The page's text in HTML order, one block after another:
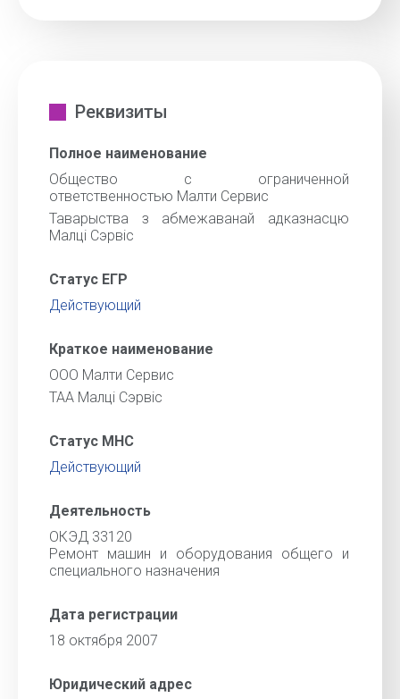
Реквизиты
Полное наименование
Общество с ограниченной
ответственностью Малти Сервис
Таварыства з абмежаванай адказнасцю
Малцi Сэрвіс
Статус ЕГР
Действующий
Краткое наименование
ООО Малти Сервис
ТАА Малцi Сэрвіс
Статус МНС
Действующий
Деятельность
ОКЭД 33120
Ремонт машин и оборудования общего и
специального назначения
Дата регистрации
18 октября 2007
Юридический адрес